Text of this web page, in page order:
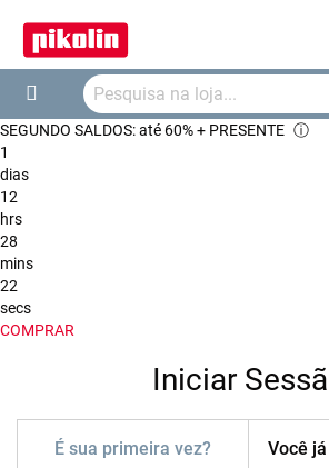
Search
SEGUNDO SALDOS: até 60% + PRESENTE ⓘ
1
dias
12
hrs
28
mins
22
secs
COMPRAR
Iniciar
É sua primeira vez? Você